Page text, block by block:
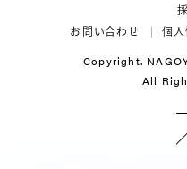
個
お問い合わせ
Copyright.
All